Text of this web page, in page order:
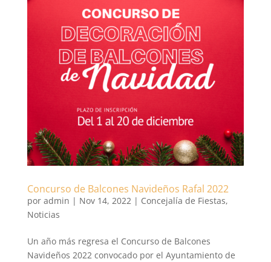
Concurso de Balcones Navideños Rafal 2022
por admin | Nov 14, 2022| Concejalía de Fiestas,
Noticias
Un año más regresa el Concurso de Balcones
Navideños 2022 convocado por el Ayuntamiento de